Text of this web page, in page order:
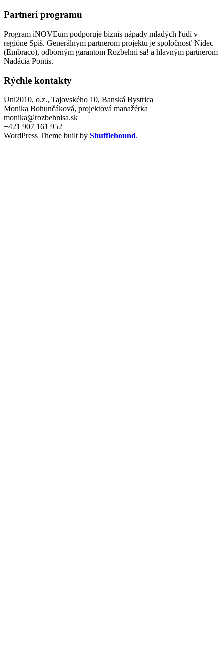
Partneri programu
Program iNOVEum podporuje biznis nápady mladých ľudí v
regióne Spiš. Generálnym partnerom projektu je spoločnosť Nidec
(Embraco), odborným garantom Rozbehni sa! a hlavným partnerom
Nadácia Pontis.
Rýchle kontakty
Uni2010, o.z., Tajovského 10, Banská Bystrica
Monika Bohunčáková, projektová manažérka
monika@rozbehnisa.sk
+421 907 161 952
WordPress Theme built by Shufflehound.